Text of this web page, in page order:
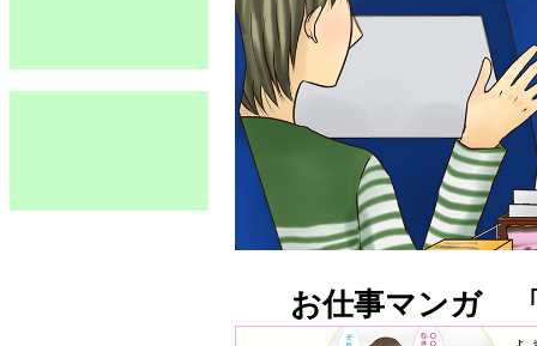
お仕事マンガ